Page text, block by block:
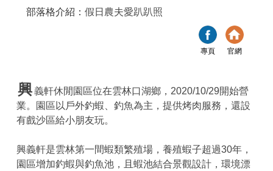
部落格介紹： 假日農夫愛趴趴照
專頁 官網
興義軒休閒園區位在雲林口湖鄉，2020/10/29開始營
業。園區以戶外釣蝦、釣魚為主，提供烤肉服務，還設
有戲沙區給小朋友玩。
興義軒是雲林第一間蝦類繁殖場，養殖蝦子超過30年，
園區增加釣蝦與釣魚池，且蝦池結合景觀設計，環境漂